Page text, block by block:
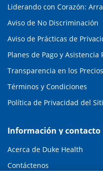
Liderando con Corazón:
Aviso de No Discriminación
Aviso de Prácticas de
Planes de Pago y Asistencia
Transparencia en los Precios
Términos y Condiciones
Política de Privacidad del
Información y contacto
Acerca de Duke Health
Contáctenos